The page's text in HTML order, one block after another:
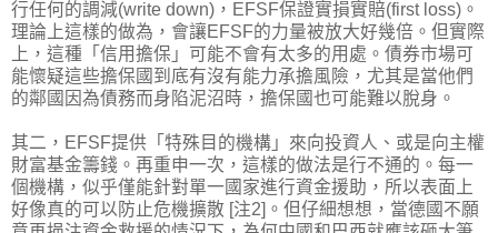
行任何的調減(write down)，EFSF保證實損實賠(first loss)。
理論上這樣的做為，會讓EFSF的力量被放大好幾倍。但實際
上，這種「信用擔保」可能不會有太多的用處。債券市場可
能懷疑這些擔保國到底有沒有能力承擔風險，尤其是當他們
的鄰國因為債務而身陷泥沼時，擔保國也可能難以脫身。
其二，EFSF提供「特殊目的機構」來向投資人、或是向主權
財富基金籌錢。再重申一次，這樣的做法是行不通的。每一
個機構，似乎僅能針對單一國家進行資金援助，所以表面上
好像真的可以防止危機擴散 [注2]。但仔細想想，當德國不願